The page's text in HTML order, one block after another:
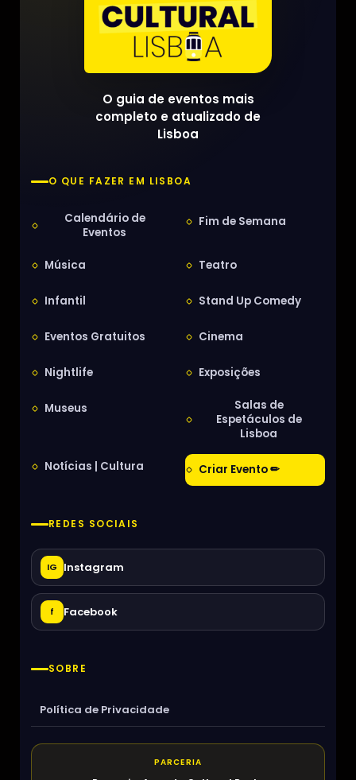
O guia de eventos mais
completo e atualizado de
Lisboa
O QUE FAZER EM LISBOA
Calendário de
Eventos
Fim de Semana
Música Teatro
Infantil Stand Up Comedy
Eventos Gratuitos Cinema
Nightlife Exposições
Museus
Salas de
Espetáculos de
Lisboa
Notícias | Cultura Criar Evento ✏
REDES SOCIAIS
IG Instagram
f Facebook
SOBRE
Política de Privacidade
PARCERIA